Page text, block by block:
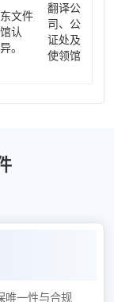
文件
认
。
翻译公
司、公
证处及
使领馆
唯一性与合规